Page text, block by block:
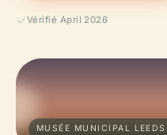
Vérifié April 2026
MUSÉE MUNICIPAL LEEDS